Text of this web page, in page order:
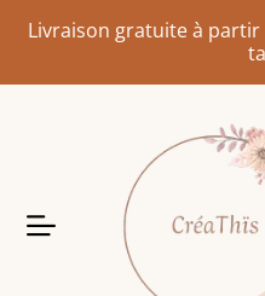
Livraison gratuite à